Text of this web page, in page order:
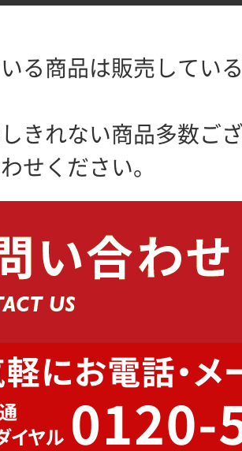
る商品は販売してい
きれない商品多数ご
せください。